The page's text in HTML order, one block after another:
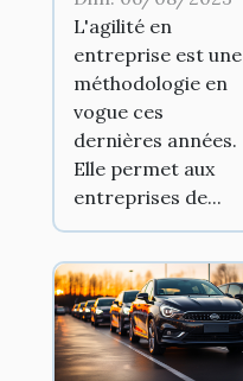
L'agilité en
entreprise est une
méthodologie en
vogue ces
dernières années.
Elle permet aux
entreprises de...